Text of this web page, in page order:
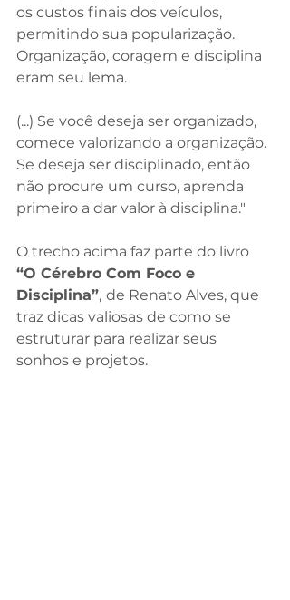
os custos finais dos veículos,
permitindo sua popularização.
Organização, coragem e disciplina
eram seu lema.
(...) Se você deseja ser organizado,
comece valorizando a organização.
Se deseja ser disciplinado, então
não procure um curso, aprenda
primeiro a dar valor à disciplina."
O trecho acima faz parte do livro
“O Cérebro Com Foco e
Disciplina”, de Renato Alves, que
traz dicas valiosas de como se
estruturar para realizar seus
sonhos e projetos.